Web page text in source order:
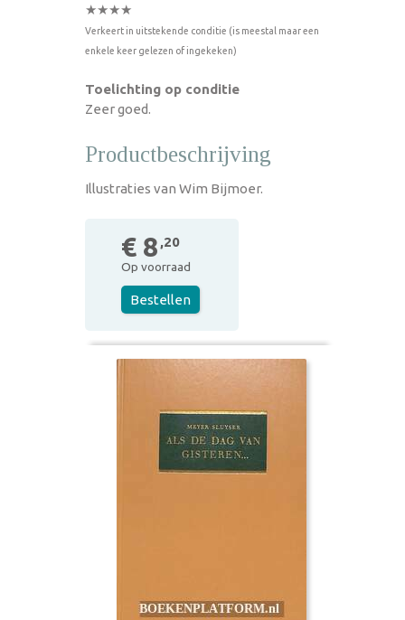
★★★★
Verkeert in uitstekende conditie (is meestal maar een
enkele keer gelezen of ingekeken)
Toelichting op conditie
Zeer goed.
Productbeschrijving
Illustraties van Wim Bijmoer.
€ 8 ,20
Op voorraad
Bestellen